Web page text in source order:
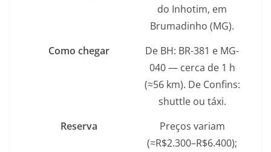
do Inhotim, em
Brumadinho (MG).
Como chegar
De BH: BR-381 e MG-
040 — cerca de 1 h
(≈56 km). De Confins:
shuttle ou táxi.
Reserva
Preços variam
(≈R$2.300–R$6.400);